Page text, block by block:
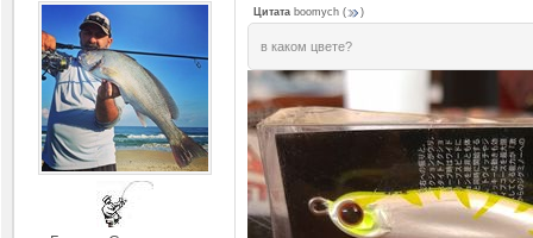
Цитата boomych ( )
в каком цвете?